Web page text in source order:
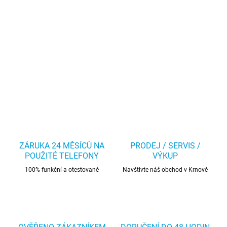
ZÁRUKA 24 MĚSÍCŮ NA
POUŽITÉ TELEFONY
100% funkční a otestované
PRODEJ / SERVIS /
VÝKUP
Navštivte náš obchod v Krnově